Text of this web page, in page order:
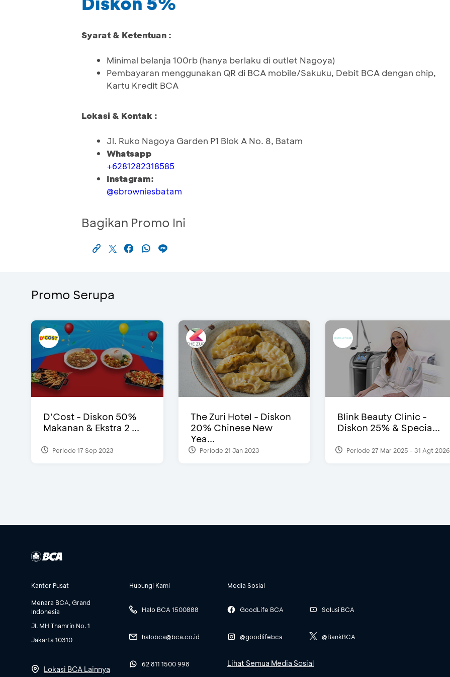
Syarat & Ketentuan :
Minimal belanja 100rb (hanya berlaku di outlet Nagoya)
Pembayaran menggunakan QR di BCA mobile/Sakuku, Debit BCA dengan chip,
Kartu Kredit BCA
Lokasi & Kontak :
Jl. Ruko Nagoya Garden P1 Blok A No. 8, Batam
Whatsapp
+6281282318585
Instagram:
@ebrowniesbatam
Bagikan Promo Ini
Promo Serupa
D’Cost - Diskon 50%
Makanan & Ekstra 2 ...
Periode 17 Sep 2023
The Zuri Hotel - Diskon
20% Chinese New
Yea...
Periode 21 Jan 2023
Blink Beauty Clinic -
Diskon 25% & Specia...
Periode 27 Mar 2025 - 31 Agt 2026
Kantor Pusat
Menara BCA, Grand
Indonesia
Jl. MH Thamrin No. 1
Jakarta 10310
Lokasi BCA Lainnya
Hubungi Kami
Halo BCA 1500888
halobca@bca.co.id
62 811 1500 998
Media Sosial
GoodLife BCA
@goodlifebca
Solusi BCA
@BankBCA
Lihat Semua Media Sosial